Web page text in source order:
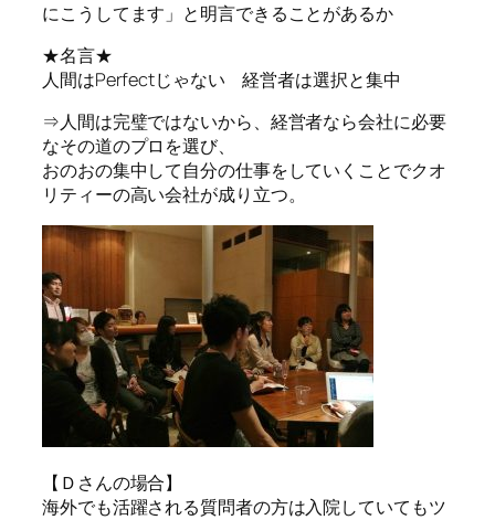
にこうしてます」と明言できることがあるか
★名言★
人間はPerfectじゃない 経営者は選択と集中
⇒人間は完璧ではないから、経営者なら会社に必要
なその道のプロを選び、
おのおの集中して自分の仕事をしていくことでクオ
リティーの高い会社が成り立つ。
【Ｄさんの場合】
海外でも活躍される質問者の方は入院していてもツ